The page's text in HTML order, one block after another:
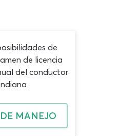
de
de licencia
del conductor
MANEJO